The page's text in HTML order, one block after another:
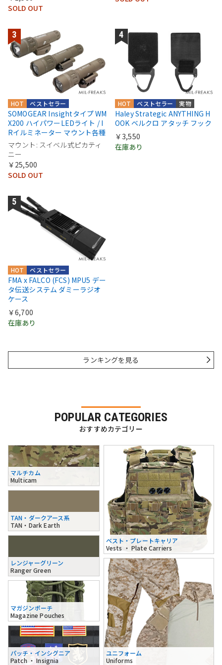
SOLD OUT
ベストセラー
HOT
SOMOGEAR Insightタイプ WM
X200 ハイパワーLEDライト / I
Rイルミネーター マウント各種
マウント: スイベル式ピカティ
ニー
￥25,500
SOLD OUT
実物
ベストセラー
HOT
Haley Strategic ANYTHING H
OOK ベルクロ アタッチ フック
￥3,550
在庫あり
ベストセラー
HOT
FMA x FALCO (FCS) MPU5 デー
タ伝送システム ダミーラジオ
ケース
￥6,700
在庫あり
ランキングを見る
POPULAR CATEGORIES
おすすめカテゴリー
マルチカム
Multicam
TAN・ダークアース系
TAN・Dark Earth
レンジャーグリーン
Ranger Green
ベスト・プレートキャリア
Vests ・ Plate Carriers
マガジンポーチ
Magazine Pouches
パッチ・インシグニア
Patch ・ Insignia
ユニフォーム
Uniforms